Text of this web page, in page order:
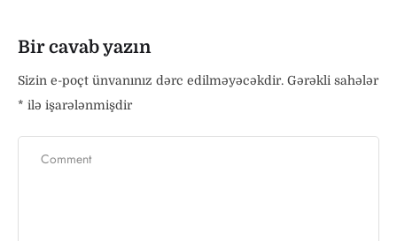
Bir cavab yazın
Sizin e-poçt ünvanınız dərc edilməyəcəkdir. Gərəkli sahələr
* ilə işarələnmişdir